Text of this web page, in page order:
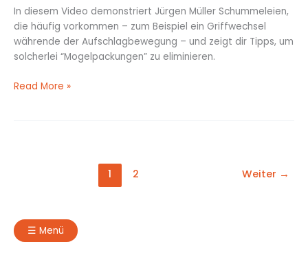
☰ Menü
In diesem Video demonstriert Jürgen Müller Schummeleien,
die häufig vorkommen – zum Beispiel ein Griffwechsel
währende der Aufschlagbewegung – und zeigt dir Tipps, um
solcherlei “Mogelpackungen” zu eliminieren.
Read More »
1 2 Weiter →